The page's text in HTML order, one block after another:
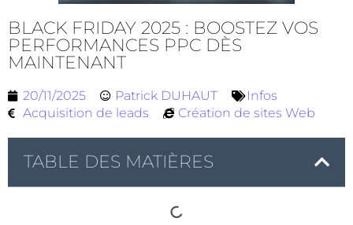
BLACK FRIDAY 2025 : BOOSTEZ VOS
PERFORMANCES PPC DÈS
MAINTENANT
20/11/2025 Patrick DUHAUT
Infos
Acquisition de leads
Création de sites Web
TABLE DES MATIÈRES